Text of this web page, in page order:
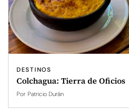
DESTINOS
Colchagua: Tierra de Oficios
Por Patricio Durán